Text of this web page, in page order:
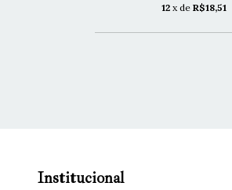
12 x de R$18,51
Institucional